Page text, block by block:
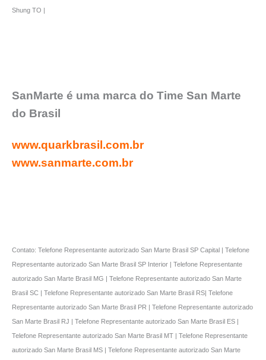
Shung TO |
SanMarte é uma marca do Time San Marte
do Brasil
www.quarkbrasil.com.br
www.sanmarte.com.br
Contato: Telefone Representante autorizado San Marte Brasil SP Capital | Telefone
Representante autorizado San Marte Brasil SP Interior | Telefone Representante
autorizado San Marte Brasil MG | Telefone Representante autorizado San Marte
Brasil SC | Telefone Representante autorizado San Marte Brasil RS| Telefone
Representante autorizado San Marte Brasil PR | Telefone Representante autorizado
San Marte Brasil RJ | Telefone Representante autorizado San Marte Brasil ES |
Telefone Representante autorizado San Marte Brasil MT | Telefone Representante
autorizado San Marte Brasil MS | Telefone Representante autorizado San Marte